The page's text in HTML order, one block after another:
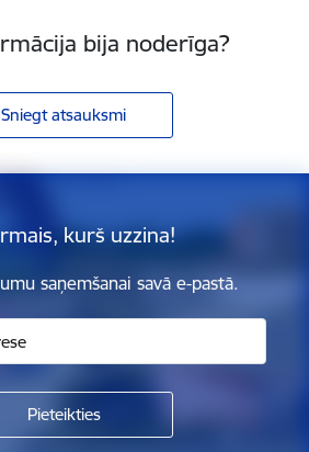
bija noderīga?
Sniegt atsauksmi
kurš uzzina!
saņemšanai savā e-pastā.